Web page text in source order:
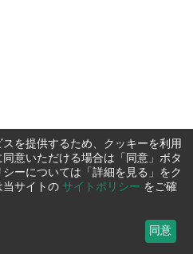
を提供するため、クッキーを利用
意いただける場合は「同意」ボタ
ーについては「詳細を見る」をク
当サイトの サイトポリシー をご確
同意